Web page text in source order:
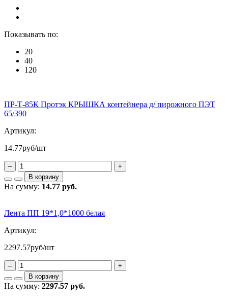
Показывать по:
20
40
120
ПР-Т-85К Протэк КРЫШКА контейнера д/ пирожного ПЭТ
65/390
Артикул:
14.77руб/шт
–
+
В корзину
На сумму: 14.77 руб.
Лента ПП 19*1,0*1000 белая
Артикул:
2297.57руб/шт
–
+
В корзину
На сумму: 2297.57 руб.